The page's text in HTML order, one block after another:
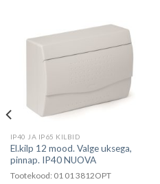
IP40 JA IP65 KILBID
El.kilp 12 mood. Valge uksega,
pinnap. IP40 NUOVA
Tootekood: 01 01 3812OPT